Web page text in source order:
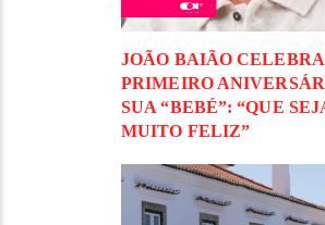
JOÃO BAIÃO
PRIMEIRO
SUA “BEBÉ”: “QUE
MUITO FELIZ”